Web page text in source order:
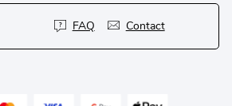
FAQ Contact